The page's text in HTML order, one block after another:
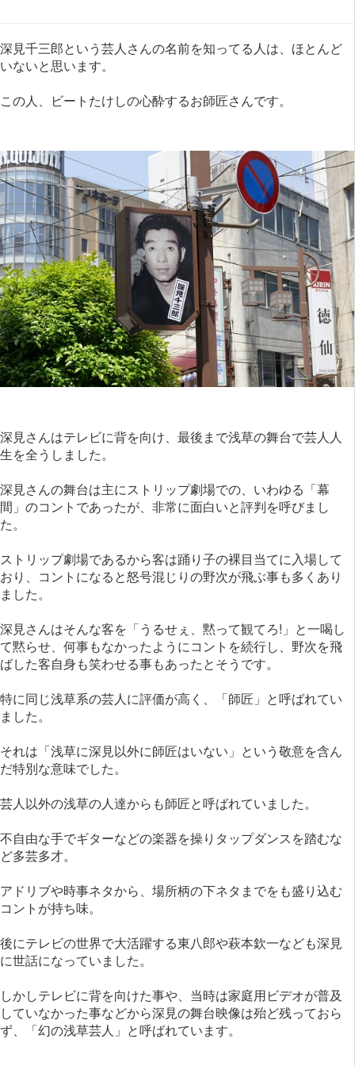
深見千三郎という芸人さんの名前を知ってる人は、ほとんど
いないと思います。
この人、ビートたけしの心酔するお師匠さんです。
深見さんはテレビに背を向け、最後まで浅草の舞台で芸人人
生を全うしました。
深見さんの舞台は主にストリップ劇場での、いわゆる「幕
間」のコントであったが、非常に面白いと評判を呼びまし
た。
ストリップ劇場であるから客は踊り子の裸目当てに入場して
おり、コントになると怒号混じりの野次が飛ぶ事も多くあり
ました。
深見さんはそんな客を「うるせぇ、黙って観てろ!」と一喝し
て黙らせ、何事もなかったようにコントを続行し、野次を飛
ばした客自身も笑わせる事もあったとそうです。
特に同じ浅草系の芸人に評価が高く、「師匠」と呼ばれてい
ました。
それは「浅草に深見以外に師匠はいない」という敬意を含ん
だ特別な意味でした。
芸人以外の浅草の人達からも師匠と呼ばれていました。
不自由な手でギターなどの楽器を操りタップダンスを踏むな
ど多芸多才。
アドリブや時事ネタから、場所柄の下ネタまでをも盛り込む
コントが持ち味。
後にテレビの世界で大活躍する東八郎や萩本欽一なども深見
に世話になっていました。
しかしテレビに背を向けた事や、当時は家庭用ビデオが普及
していなかった事などから深見の舞台映像は殆ど残っておら
ず、「幻の浅草芸人」と呼ばれています。